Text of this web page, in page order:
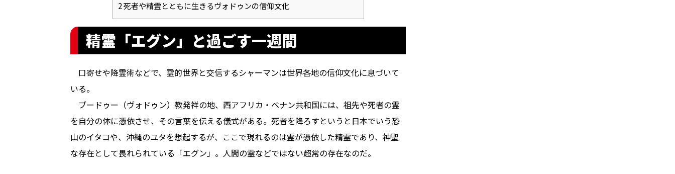
2死者や精霊とともに生きるヴォドゥンの信仰文化
精霊「エグン」と過ごす一週間
口寄せや降霊術などで、霊的世界と交信するシャーマンは世界各地の信仰文化に息づいて
いる。
ブードゥー（ヴォドゥン）教発祥の地、西アフリカ・ベナン共和国には、祖先や死者の霊
を自分の体に憑依させ、その言葉を伝える儀式がある。死者を降ろすというと日本でいう恐
山のイタコや、沖縄のユタを想起するが、ここで現れるのは霊が憑依した精霊であり、神聖
な存在として畏れられている「エグン」。人間の霊などではない超常の存在なのだ。